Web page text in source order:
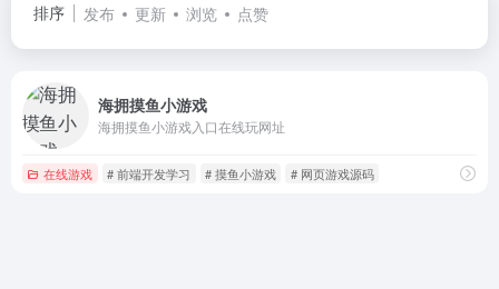
排序 发布 更新 浏览 点赞
海拥摸鱼小游戏
海拥摸鱼小游戏入口在线玩网址
在线游戏 # 前端开发学习 # 摸鱼小游戏 # 网页游戏源码